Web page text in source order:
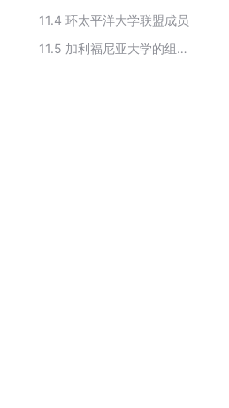
11.4 环太平洋大学联盟成员
11.5
加利福尼亚大学的组成校区